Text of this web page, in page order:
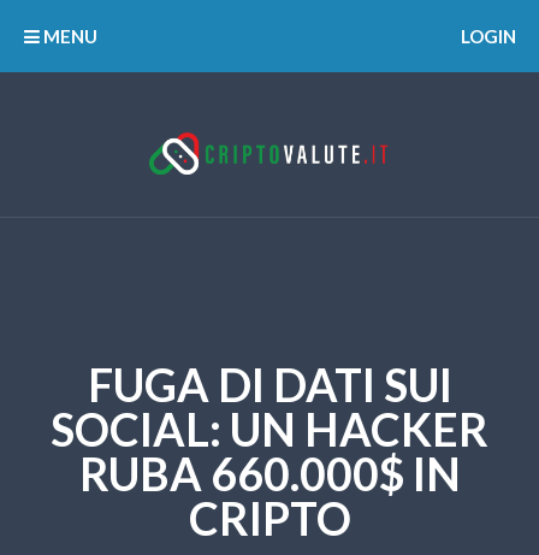
MENU LOGIN
FUGA DI DATI SUI
SOCIAL: UN HACKER
RUBA 660.000$ IN
CRIPTO